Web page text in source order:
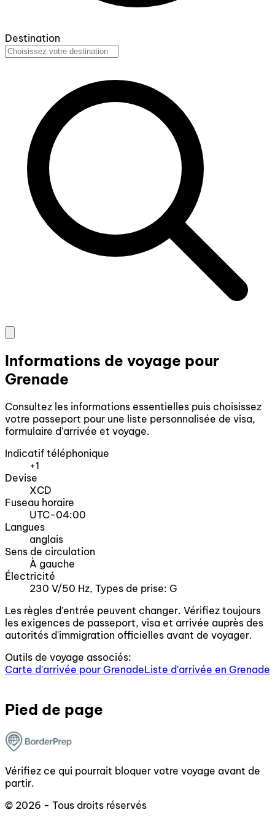
Destination
Informations de voyage pour
Grenade
Consultez les informations essentielles puis choisissez
votre passeport pour une liste personnalisée de visa,
formulaire d'arrivée et voyage.
Indicatif téléphonique
+1
Devise
XCD
Fuseau horaire
UTC-04:00
Langues
anglais
Sens de circulation
À gauche
Électricité
230 V/50 Hz, Types de prise: G
Les règles d'entrée peuvent changer. Vérifiez toujours
les exigences de passeport, visa et arrivée auprès des
autorités d'immigration officielles avant de voyager.
Outils de voyage associés:
Carte d'arrivée pour GrenadeListe d'arrivée en Grenade
Pied de page
Vérifiez ce qui pourrait bloquer votre voyage avant de
partir.
© 2026 - Tous droits réservés